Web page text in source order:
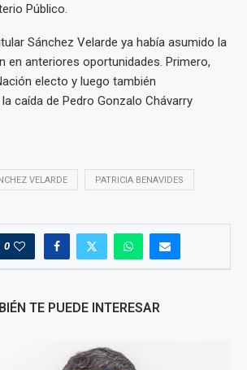
Público.
Sánchez Velarde ya había asumido la
en anteriores oportunidades. Primero,
electo y luego también
caída de Pedro Gonzalo Chávarry
VELARDE PATRICIA BENAVIDES
0
TE PUEDE INTERESAR